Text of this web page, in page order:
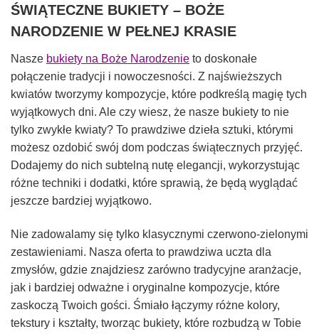
ŚWIĄTECZNE BUKIETY – BOŻE
NARODZENIE W PEŁNEJ KRASIE
Nasze bukiety na Boże Narodzenie to doskonałe
połączenie tradycji i nowoczesności. Z najświeższych
kwiatów tworzymy kompozycje, które podkreślą magię tych
wyjątkowych dni. Ale czy wiesz, że nasze bukiety to nie
tylko zwykłe kwiaty? To prawdziwe dzieła sztuki, którymi
możesz ozdobić swój dom podczas świątecznych przyjęć.
Dodajemy do nich subtelną nutę elegancji, wykorzystując
różne techniki i dodatki, które sprawią, że będą wyglądać
jeszcze bardziej wyjątkowo.
Nie zadowalamy się tylko klasycznymi czerwono-zielonymi
zestawieniami. Nasza oferta to prawdziwa uczta dla
zmysłów, gdzie znajdziesz zarówno tradycyjne aranżacje,
jak i bardziej odważne i oryginalne kompozycje, które
zaskoczą Twoich gości. Śmiało łączymy różne kolory,
tekstury i kształty, tworząc bukiety, które rozbudzą w Tobie